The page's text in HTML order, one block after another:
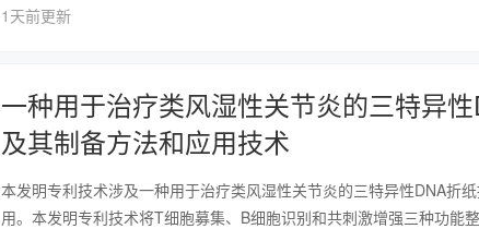
1天前更新
一种用于治疗类风湿性关节炎的三特异
及其制备方法和应用技术
本发明专利技术涉及一种用于治疗类风湿性关节炎的三特异性DNA折
用。本发明专利技术将T细胞募集、B细胞识别和共刺激增强三种功能